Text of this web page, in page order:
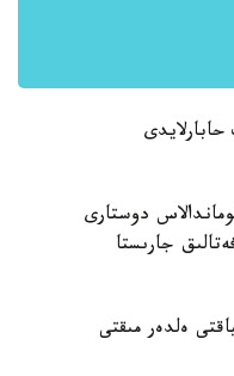
قاتار كوماندالاس دوستارى
قاشىقتىقتا ەستافەتالىق جارىستا
ەلدەر مىقتى